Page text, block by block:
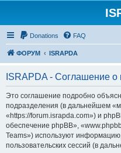
Donations FAQ
ФОРУМ ISRAPDA
ISRAPDA - Соглашение
Это соглашение подробно
подразделения (в дальнейшем
«https://forum.israpda.com») и
обеспечение phpBB»,
Teams») используют
пользовательских сессий (в